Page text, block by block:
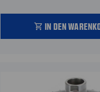
shopping_cart IN DEN